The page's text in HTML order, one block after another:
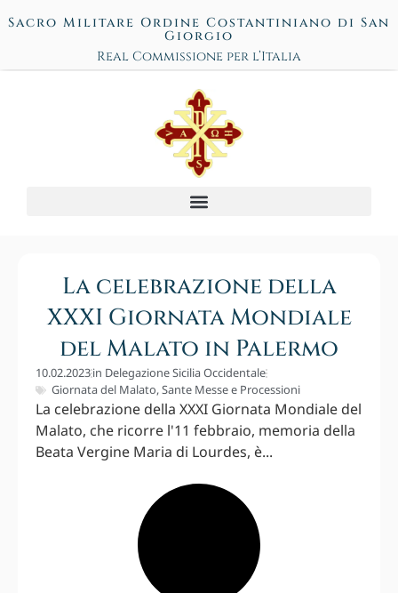
Sacro Militare Ordine Costantiniano di San
Giorgio
Real Commissione per l’Italia
La celebrazione della
XXXI Giornata Mondiale
del Malato in Palermo
10.02.2023in Delegazione Sicilia Occidentale
Giornata del Malato,Sante Messe e Processioni
La celebrazione della XXXI Giornata Mondiale del
Malato, che ricorre l'11 febbraio, memoria della
Beata Vergine Maria di Lourdes, è...